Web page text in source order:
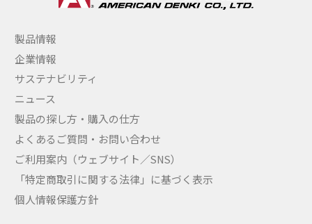
製品情報
企業情報
サステナビリティ
ニュース
製品の探し方・購入の仕方
よくあるご質問・お問い合わせ
ご利用案内（ウェブサイト／SNS）
「特定商取引に関する法律」に基づく表示
個人情報保護方針